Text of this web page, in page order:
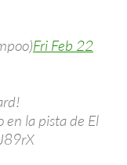
Fri Feb 22
la pista de El